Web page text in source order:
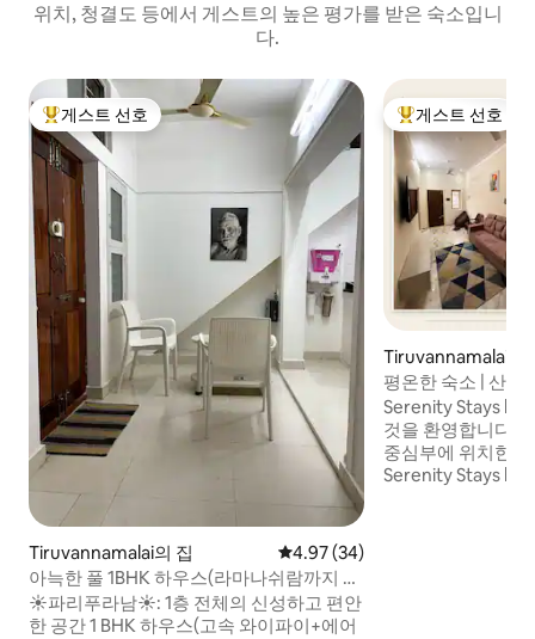
위치, 청결도 등에서 게스트의 높은 평가를 받은 숙소입니
다.
상위 게스트 선호
게스트 선호
Tiruvannamalai의 집 평점 4.97점(5점 만점), 후기 34
4.97 (34)
아늑한 풀 1BHK 하우스(라마나쉬람까지 도
보 거리)
☀️파리푸라남☀️: 1층 전체의 신성하고 편안
한 공간 1 BHK 하우스(고속 와이파이+에어
상위 게스트 선호
게스트 선호
Tiruvannamalai의
평온한 숙소 | 산
Serenity Stays by
것을 환영합니다. 티루반나말라이의 영적
중심부에 위치한
Serenity Stays by